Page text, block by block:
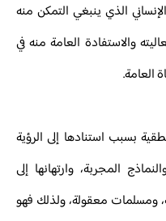
الذي ينبغي التمكن منه
والاستفادة العامة منه في
العامة.
بسبب استنادها إلى الرؤية
المجربة، وارتهانها إلى
ومسلمات معقولة، ولذلك فهو